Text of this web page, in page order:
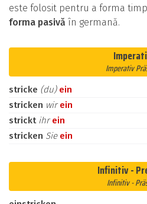
este folosit pentru a forma
forma pasivă în germană.
Imperativ
stricke (du) ein
stricken wirein
strickt ihrein
stricken Sie ein
Infinitiv -
Infinitiv -